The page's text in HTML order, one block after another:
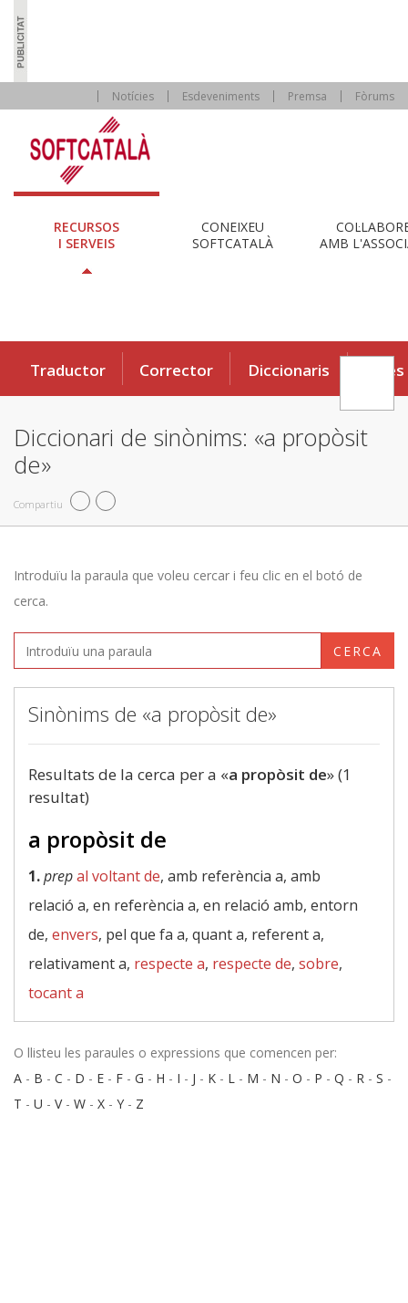
Notícies Esdeveniments Premsa Fòrums
RECURSOS
I SERVEIS
CONEIXEU
SOFTCATALÀ
AMB
Traductor Corrector Diccionaris Eines
Diccionari de sinònims: «a propòsit
de»
Compartiu
Introduïu la paraula que voleu cercar i feu clic en el botó de
cerca.
CERCA
Sinònims de «a propòsit de»
Resultats de la cerca per a «a propòsit de» (1
resultat)
a propòsit de
1.prepal voltant de, amb referència a, amb
relació a, en referència a, en relació amb, entorn
de, envers, pel que fa a, quant a, referent a,
relativament a, respecte a, respecte de, sobre,
tocant a
O llisteu les paraules o expressions que comencen per:
A - B - C - D - E - F - G - H - I - J - K - L - M - N - O - P - Q - R - S -
T - U - V- W - X - Y - Z